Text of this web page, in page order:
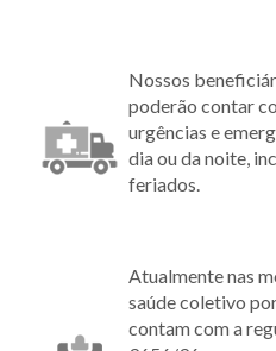
Nossos
poderão contar
urgências e
dia ou da noite,
feriados.
Atualmente nas
saúde coletivo
contam com a